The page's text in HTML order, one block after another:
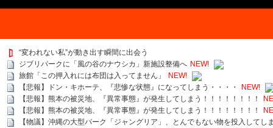
“変われない私”が動き出す瞬間に出会う
ジブリパークに「風の谷のナウシカ」新施設整備へ NEW!
旅館「この押入れには布団は入ってません」
NEW!
【悲報】ドン・キホーテ、『悲惨な状態』になってしまう・・・・
NEW!
【悲報】熊本の被災地、『異常事態』が発生してしまう！！！！！！！！
【悲報】熊本の被災地、『異常事態』が発生してしまう！！！！！！！！
【物議】沖縄の大型パーク「ジャングリア」、とんでもない物を投入してし